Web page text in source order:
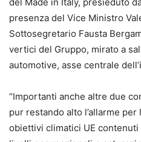
presenza del Vice Ministro
Sottosegretario Fausta
vertici del Gruppo, mirato a
automotive, asse centrale
“Importanti anche altre due
pur restando alto l’allarme per
obiettivi climatici UE contenuti